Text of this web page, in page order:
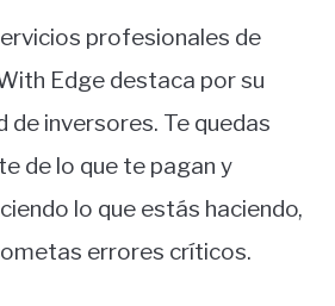
profesionales de
Edge destaca por su
de inversores. Te quedas
de lo que te pagan y
lo que estás haciendo,
errores críticos.